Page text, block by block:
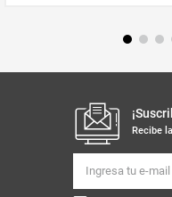
Recibe